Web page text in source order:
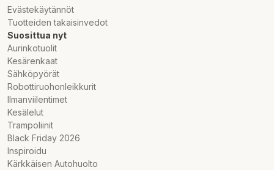
Evästekäytännöt
Tuotteiden takaisinvedot
Suosittua nyt
Aurinkotuolit
Kesärenkaat
Sähköpyörät
Robottiruohonleikkurit
Ilmanviilentimet
Kesälelut
Trampoliinit
Black Friday 2026
Inspiroidu
Kärkkäisen Autohuolto